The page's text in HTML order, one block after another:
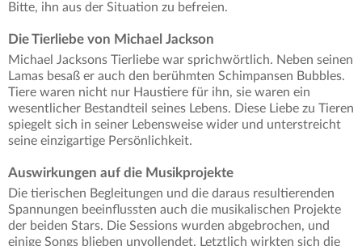
Bitte, ihn aus der Situation zu befreien.
Die Tierliebe von Michael Jackson
Michael Jacksons Tierliebe war sprichwörtlich. Neben seinen
Lamas besaß er auch den berühmten Schimpansen Bubbles.
Tiere waren nicht nur Haustiere für ihn, sie waren ein
wesentlicher Bestandteil seines Lebens. Diese Liebe zu Tieren
spiegelt sich in seiner Lebensweise wider und unterstreicht
seine einzigartige Persönlichkeit.
Auswirkungen auf die Musikprojekte
Die tierischen Begleitungen und die daraus resultierenden
Spannungen beeinflussten auch die musikalischen Projekte
der beiden Stars. Die Sessions wurden abgebrochen, und
einige Songs blieben unvollendet. Letztlich wirkten sich die